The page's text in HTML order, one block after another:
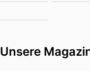
Unsere